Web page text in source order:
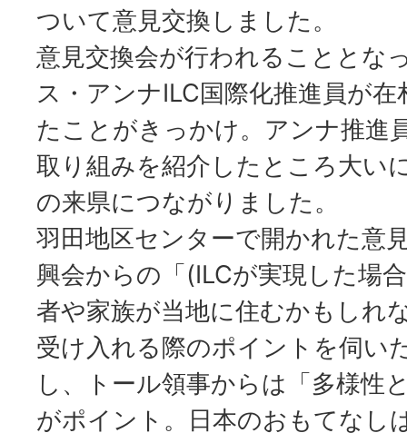
ついて意見交換しました。
意見交換会が行われることとな
ス・アンナILC国際化推進員が
たことがきっかけ。アンナ推進
取り組みを紹介したところ大い
の来県につながりました。
羽田地区センターで開かれた意
興会からの「(ILCが実現した場
者や家族が当地に住むかもしれ
受け入れる際のポイントを伺い
し、トール領事からは「多様性
がポイント。日本のおもてなし